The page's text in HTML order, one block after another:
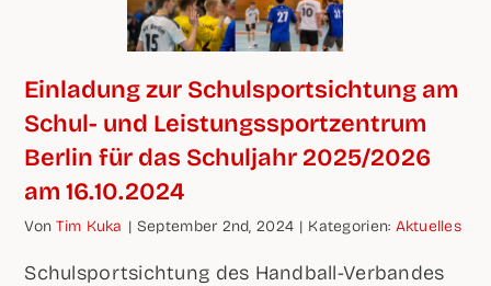
Ein­la­dung zur Schul­sport­sich­tung am
Schul- und Leis­tungs­sport­zen­trum
Ber­lin für das Schul­jahr 2025/2026
am 16.10.2024
VonTim Kuka | Sep­tem­ber 2nd, 2024 | Kate­go­rien: Aktu­el­les
Schul­sport­sich­tung des Hand­ball-Ver­ban­des